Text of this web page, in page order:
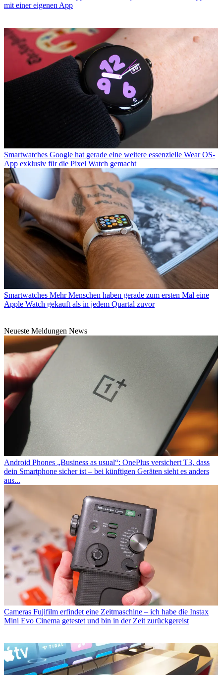
mit einer eigenen App
Smartwatches Google hat gerade eine weitere essenzielle Wear OS-
App exklusiv für die Pixel Watch gemacht
Smartwatches Mehr Menschen haben gerade zum ersten Mal eine
Apple Watch gekauft als in jedem Quartal zuvor
Neueste Meldungen News
Android Phones „Business as usual“: OnePlus versichert T3, dass
dein Smartphone sicher ist – bei künftigen Geräten sieht es anders
aus...
Cameras Fujifilm erfindet eine Zeitmaschine – ich habe die Instax
Mini Evo Cinema getestet und bin in der Zeit zurückgereist